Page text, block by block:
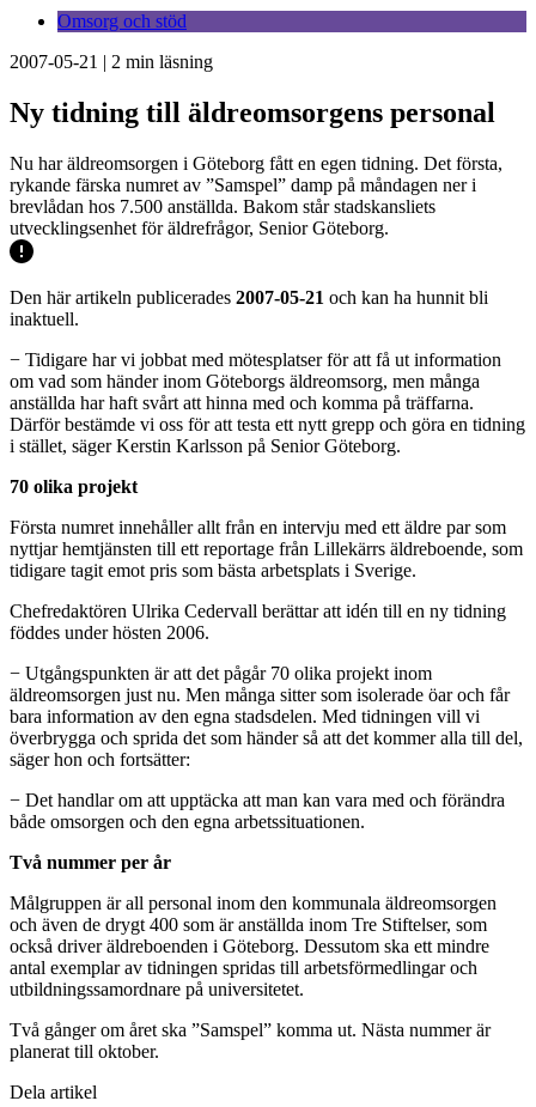
Omsorg och stöd
2007-05-21 | 2 min läsning
Ny tidning till äldreomsorgens personal
Nu har äldreomsorgen i Göteborg fått en egen tidning. Det första,
rykande färska numret av ”Samspel” damp på måndagen ner i
brevlådan hos 7.500 anställda. Bakom står stadskansliets
utvecklingsenhet för äldrefrågor, Senior Göteborg.
Den här artikeln publicerades 2007-05-21 och kan ha hunnit bli
inaktuell.
− Tidigare har vi jobbat med mötesplatser för att få ut information
om vad som händer inom Göteborgs äldreomsorg, men många
anställda har haft svårt att hinna med och komma på träffarna.
Därför bestämde vi oss för att testa ett nytt grepp och göra en tidning
i stället, säger Kerstin Karlsson på Senior Göteborg.
70 olika projekt
Första numret innehåller allt från en intervju med ett äldre par som
nyttjar hemtjänsten till ett reportage från Lillekärrs äldreboende, som
tidigare tagit emot pris som bästa arbetsplats i Sverige.
Chefredaktören Ulrika Cedervall berättar att idén till en ny tidning
föddes under hösten 2006.
− Utgångspunkten är att det pågår 70 olika projekt inom
äldreomsorgen just nu. Men många sitter som isolerade öar och får
bara information av den egna stadsdelen. Med tidningen vill vi
överbrygga och sprida det som händer så att det kommer alla till del,
säger hon och fortsätter:
− Det handlar om att upptäcka att man kan vara med och förändra
både omsorgen och den egna arbetssituationen.
Två nummer per år
Målgruppen är all personal inom den kommunala äldreomsorgen
och även de drygt 400 som är anställda inom Tre Stiftelser, som
också driver äldreboenden i Göteborg. Dessutom ska ett mindre
antal exemplar av tidningen spridas till arbetsförmedlingar och
utbildningssamordnare på universitetet.
Två gånger om året ska ”Samspel” komma ut. Nästa nummer är
planerat till oktober.
Dela artikel